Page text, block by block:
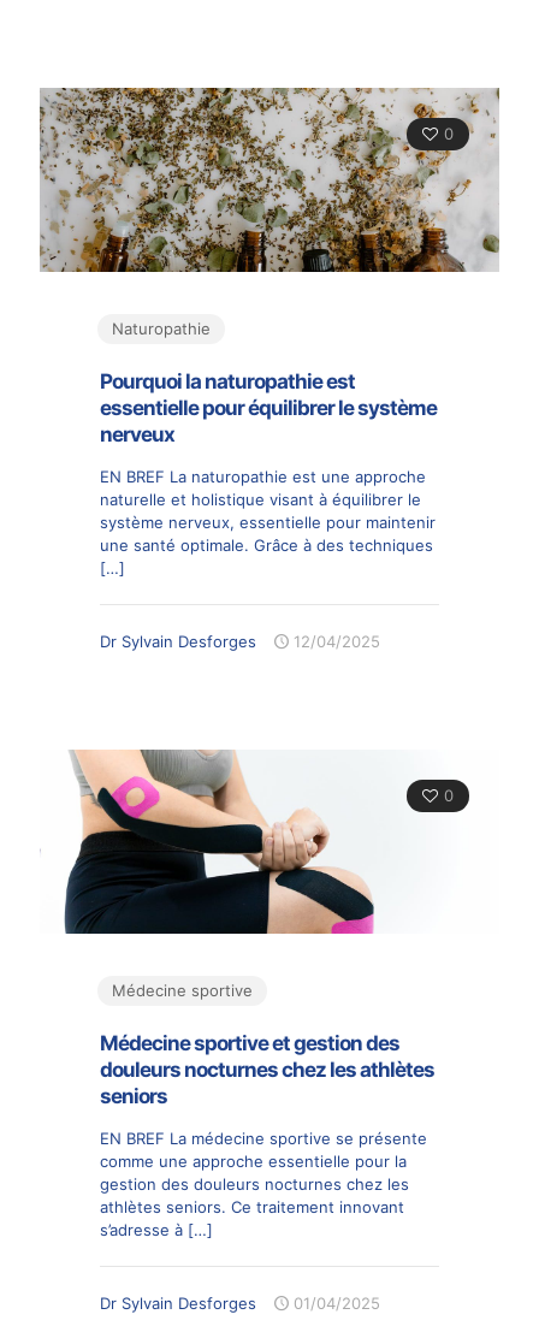
0
Naturopathie
Pourquoi la naturopathie est
essentielle pour équilibrer le système
nerveux
EN BREF La naturopathie est une approche
naturelle et holistique visant à équilibrer le
système nerveux, essentielle pour maintenir
une santé optimale. Grâce à des techniques
[…]
Dr Sylvain Desforges 12/04/2025
0
Médecine sportive
Médecine sportive et gestion des
douleurs nocturnes chez les athlètes
seniors
EN BREF La médecine sportive se présente
comme une approche essentielle pour la
gestion des douleurs nocturnes chez les
athlètes seniors. Ce traitement innovant
s’adresse à […]
Dr Sylvain Desforges 01/04/2025